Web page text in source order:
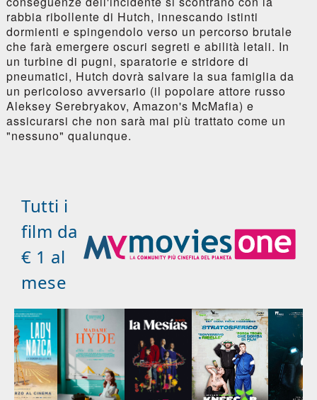
rabbia ribollente di Hutch, innescando istinti
dormienti e spingendolo verso un percorso brutale
che farà emergere oscuri segreti e abilità letali. In
un turbine di pugni, sparatorie e stridore di
pneumatici, Hutch dovrà salvare la sua famiglia da
un pericoloso avversario (il popolare attore russo
Aleksey Serebryakov, Amazon's McMafia) e
assicurarsi che non sarà mai più trattato come un
"nessuno" qualunque.
Tutti i
film da
€ 1 al
mese